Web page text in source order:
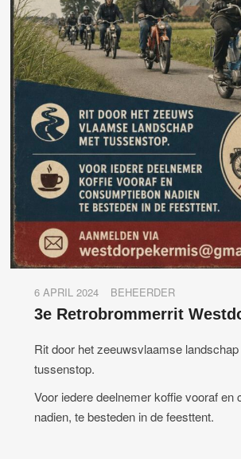
6 APRIL 2024 BEHEERDER
3e Retrobrommerrit
Rit door het zeeuwsvlaamse
tussenstop.
Voor iedere deelnemer koffie vooraf en
nadien, te besteden in de feesttent.